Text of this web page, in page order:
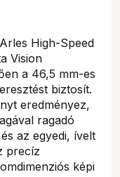
High-Speed
Vision
a 46,5 mm-es
biztosít.
eredményez,
ragadó
az egyedi, ívelt
precíz
képi